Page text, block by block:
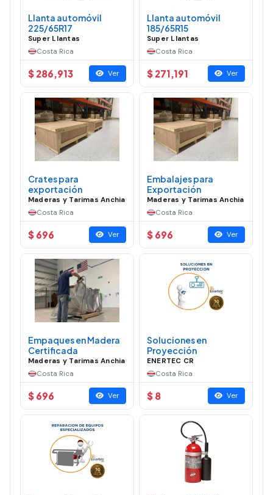
Llanta automóvil
225/65R17
Super Llantas
Costa Rica
$ 286,913 Ver
Llanta automóvil
185/65R15
Super Llantas
Costa Rica
$ 271,191 Ver
Crates para
exportación
Maderas y Tarimas Anchia
Costa Rica
$ 696 Ver
Embalajes para
Exportación
Maderas y Tarimas Anchia
Costa Rica
$ 696 Ver
Empaques en Madera
Certificada
Maderas y Tarimas Anchia
Costa Rica
$ 696 Ver
Soluciones en
Proyección
ENERTEC CR
Costa Rica
$ 8 Ver